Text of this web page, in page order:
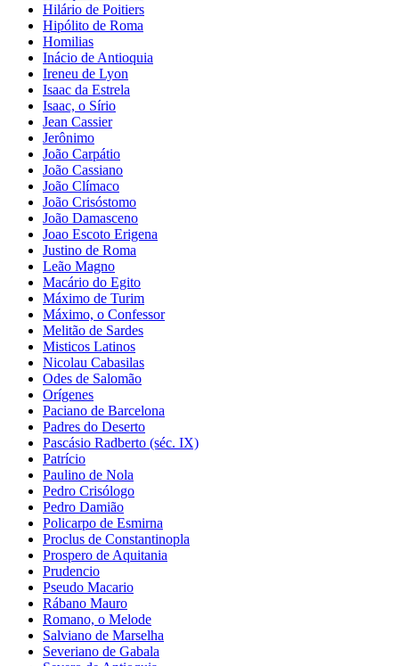
Hilário de Poitiers
Hipólito de Roma
Homilias
Inácio de Antioquia
Ireneu de Lyon
Isaac da Estrela
Isaac, o Sírio
Jean Cassier
Jerônimo
João Carpátio
João Cassiano
João Clímaco
João Crisóstomo
João Damasceno
Joao Escoto Erigena
Justino de Roma
Leão Magno
Macário do Egito
Máximo de Turim
Máximo, o Confessor
Melitão de Sardes
Misticos Latinos
Nicolau Cabasilas
Odes de Salomão
Orígenes
Paciano de Barcelona
Padres do Deserto
Pascásio Radberto (séc. IX)
Patrício
Paulino de Nola
Pedro Crisólogo
Pedro Damião
Policarpo de Esmirna
Proclus de Constantinopla
Prospero de Aquitania
Prudencio
Pseudo Macario
Rábano Mauro
Romano, o Melode
Salviano de Marselha
Severiano de Gabala